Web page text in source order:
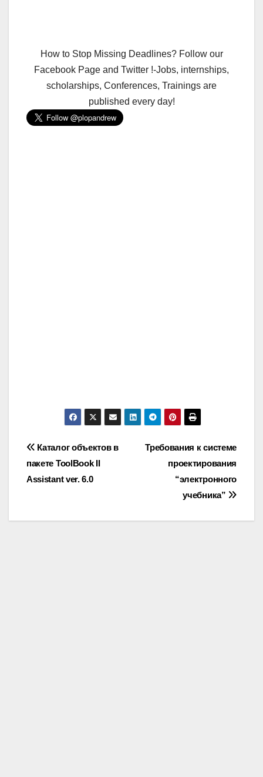
How to Stop Missing Deadlines? Follow our
Facebook Page and Twitter !-Jobs, internships,
scholarships, Conferences, Trainings are
published every day!
Post
navigation
Требования к системе
проектирования
“электронного
учебника”
Каталог объектов в
пакете ToolBook II
Assistant ver. 6.0